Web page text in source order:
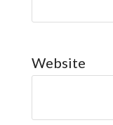
Website